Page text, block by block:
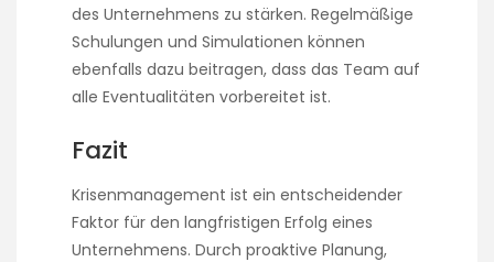
des Unternehmens zu stärken. Regelmäßige
Schulungen und Simulationen können
ebenfalls dazu beitragen, dass das Team auf
alle Eventualitäten vorbereitet ist.
Fazit
Krisenmanagement ist ein entscheidender
Faktor für den langfristigen Erfolg eines
Unternehmens. Durch proaktive Planung,